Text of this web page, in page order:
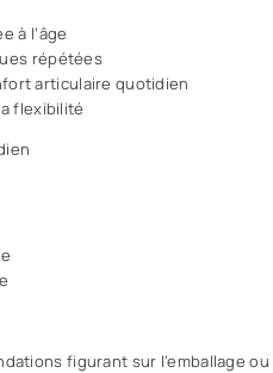
à l’âge
répétées
articulaire quotidien
flexibilité
figurant sur l’emballage ou